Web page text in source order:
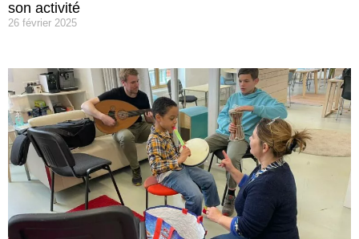
son activité
26 février 2025